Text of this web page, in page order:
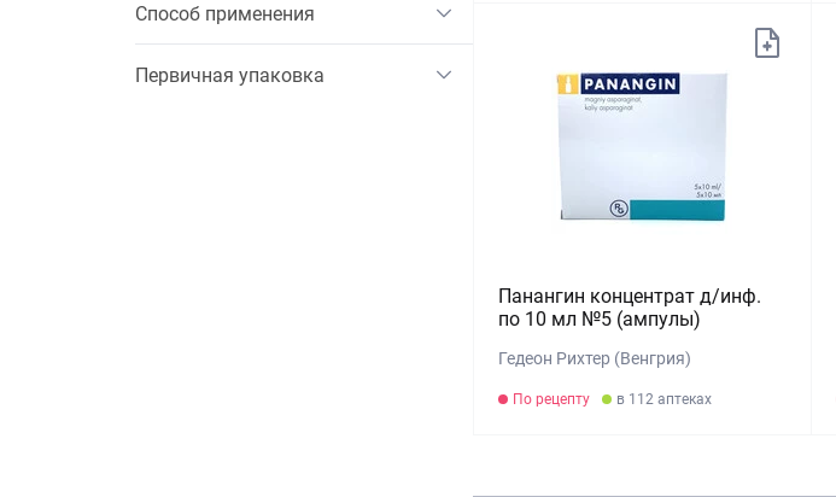
Способ применения
Первичная упаковка
Панангин концентрат д/инф.
по 10 мл №5 (ампулы)
Гедеон Рихтер (Венгрия)
По рецепту в 112 аптеках